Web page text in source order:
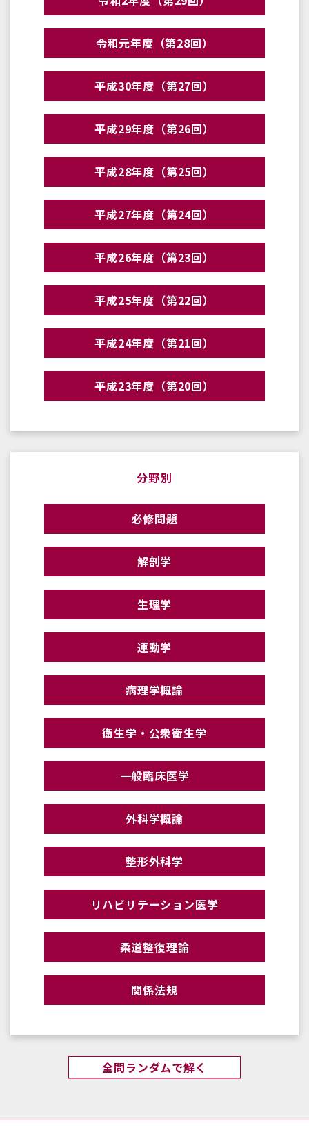
令和元年度（第28回）
平成30年度（第27回）
平成29年度（第26回）
平成28年度（第25回）
平成27年度（第24回）
平成26年度（第23回）
平成25年度（第22回）
平成24年度（第21回）
平成23年度（第20回）
分野別
必修問題
解剖学
生理学
運動学
病理学概論
衛生学・公衆衛生学
一般臨床医学
外科学概論
整形外科学
リハビリテーション医学
柔道整復理論
関係法規
全問ランダムで解く